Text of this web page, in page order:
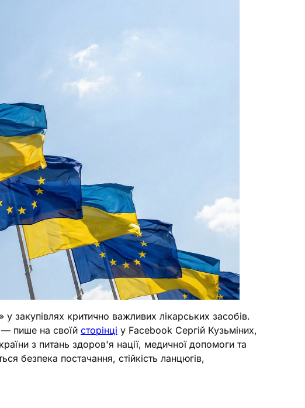
закупівлях критично важливих лікарських засобів.
пише на своїй сторінці у Facebook Сергій Кузьміних,
з питань здоров'я нації, медичної допомоги та
безпека постачання, стійкість ланцюгів,